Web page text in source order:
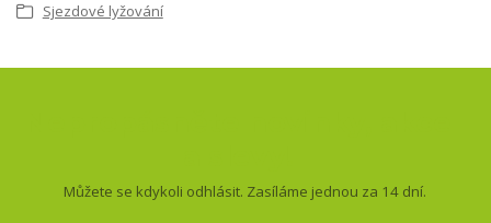
Sjezdové lyžování
Můžete se kdykoli odhlásit. Zasíláme jednou za 14 dní.